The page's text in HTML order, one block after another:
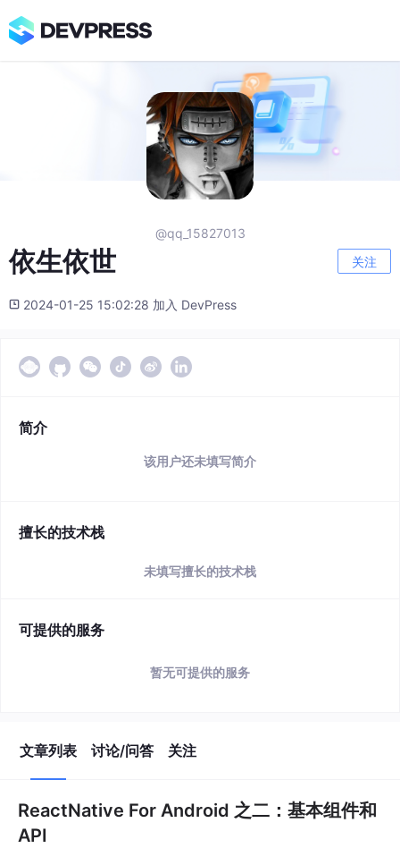
@qq_15827013
依生依世 关注
2024-01-25 15:02:28 加入 DevPress
简介
该用户还未填写简介
擅长的技术栈
未填写擅长的技术栈
可提供的服务
暂无可提供的服务
文章列表 讨论/问答 关注
ReactNative For Android 之二：基本组件和
API